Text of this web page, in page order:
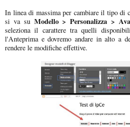
In linea di massima per cambiare il tipo di
si va su Modello > Personalizza >
seleziona il carattere tra quelli
l'Anteprima e dovremo andare in alto a
rendere le modifiche effettive.